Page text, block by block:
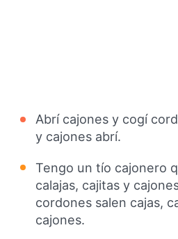
Abrí cajones y cogí
y cajones abrí.
Tengo un tío cajonero
calajas, cajitas y
cordones salen cajas,
cajones.